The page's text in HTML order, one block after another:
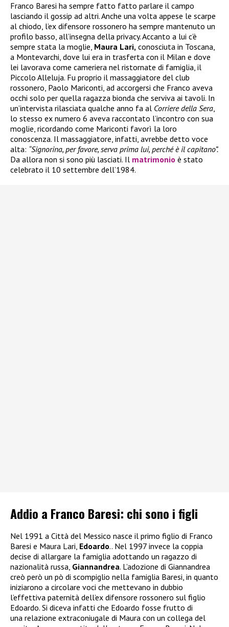
Franco Baresi ha sempre fatto fatto parlare il campo
lasciando il gossip ad altri. Anche una volta appese le scarpe
al chiodo, l’ex difensore rossonero ha sempre mantenuto un
profilo basso, all’insegna della privacy. Accanto a lui c’è
sempre stata la moglie, Maura Lari, conosciuta in Toscana,
a Montevarchi, dove lui era in trasferta con il Milan e dove
lei lavorava come cameriera nel ristornate di famiglia, il
Piccolo Alleluja. Fu proprio il massaggiatore del club
rossonero, Paolo Mariconti, ad accorgersi che Franco aveva
occhi solo per quella ragazza bionda che serviva ai tavoli. In
un’intervista rilasciata qualche anno fa al Corriere della Sera,
lo stesso ex numero 6 aveva raccontato l’incontro con sua
moglie, ricordando come Mariconti favorì la loro
conoscenza. Il massaggiatore, infatti, avrebbe detto voce
alta: “Signorina, per favore, serva prima lui, perché è il capitano”.
Da allora non si sono più lasciati. Il matrimonio è stato
celebrato il 10 settembre dell’1984.
Addio a Franco Baresi: chi sono i figli
Nel 1991 a Città del Messico nasce il primo figlio di Franco
Baresi e Maura Lari, Edoardo.. Nel 1997 invece la coppia
decise di allargare la famiglia adottando un ragazzo di
nazionalità russa, Giannandrea. L’adozione di Giannandrea
creò però un pò di scompiglio nella famiglia Baresi, in quanto
iniziarono a circolare voci che mettevano in dubbio
l’effettiva paternità dell’ex difensore rossonero sul figlio
Edoardo. Si diceva infatti che Edoardo fosse frutto di
una relazione extraconiugale di Maura con un collega del